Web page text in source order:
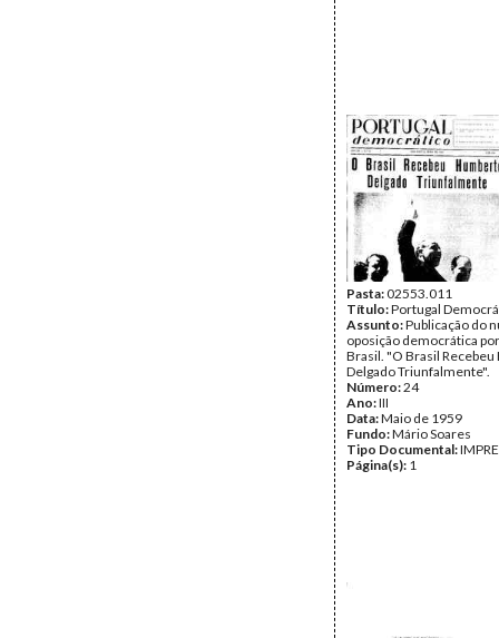
Pasta:02553.011
Título:Portugal
Assunto:Publicação do
oposição democrática
Brasil. "O Brasil
Delgado Triunfalmente".
Número:24
Ano:III
Data:Maio de 1959
Fundo:Mário Soares
Tipo Documental:
Página(s): 1